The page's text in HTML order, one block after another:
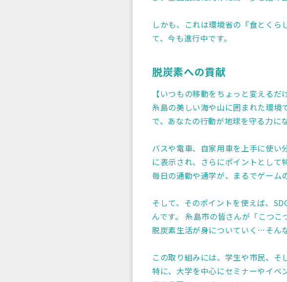
しかも、これは環境省の『食とく
て、今も進行中です。
脱炭素への貢献
【いつもの移動をちょっと変えるだ
糸島の美しい海や山に囲まれた環境
で、あなたの行動が地球を守る力に
バスや電車、自家用車を上手に使い
に表示され、さらにポイントとして
毎日の通勤や通学が、まるでゲーム
そして、そのポイントを使えば、
んです。 糸島市の皆さんが「こつ
脱炭素生活が身についていく…そん
この取り組みには、学生や市民、そ
特に、大学を中心にセミナーやイベ